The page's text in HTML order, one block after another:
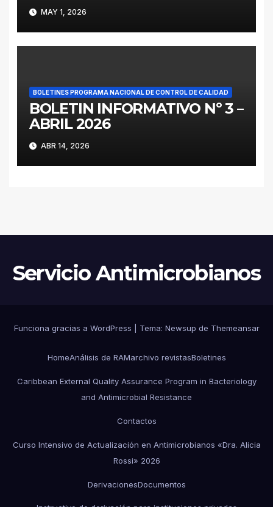
MAY 1, 2026
BOLETINES PROGRAMA NACIONAL DE CONTROL DE CALIDAD
BOLETIN INFORMATIVO Nº 3 –
ABRIL 2026
ABR 14, 2026
Servicio Antimicrobianos
Funciona gracias a WordPress Tema: Newsup de Themeansar
HomeAnálisis de RAMarchivo revistasBoletines
Caribbean External Quality Assurance Program in Bacteriology
and Antimicrobial Resistance
Contactos
Curso Intensivo de Actualización en Antimicrobianos «Dra. Alicia
Rossi» 2026
DerivacionesDocumentos